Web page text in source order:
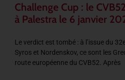
Challenge Cup : le
à Palestra le 6 janvier
Le verdict est tombé : à l’issue du
Syros et Nordenskov, ce sont les
route européenne du CVB52. Après